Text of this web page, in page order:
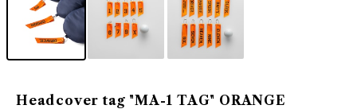
Headcover tag "MA-1 TAG" ORANGE